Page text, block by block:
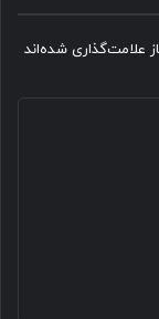
علامت‌گذاری شده‌اند